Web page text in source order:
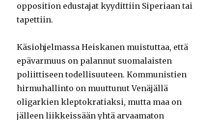
opposition edustajat kyydittiin Siperiaan tai
tapettiin.
Käsiohjelmassa Heiskanen muistuttaa, että
epävarmuus on palannut suomalaisten
poliittiseen todellisuuteen. Kommunistien
hirmuhallinto on muuttunut Venäjällä
oligarkien kleptokratiaksi, mutta maa on
jälleen liikkeissään yhtä arvaamaton